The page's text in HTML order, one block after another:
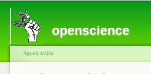
openscience
Αρχική σελίδα